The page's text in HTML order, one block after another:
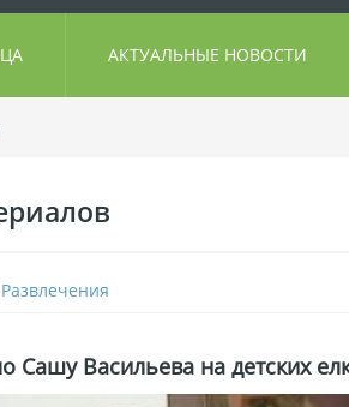
АКТУАЛЬНЫЕ НОВОСТИ
Развлечения
Сашу Васильева на детских